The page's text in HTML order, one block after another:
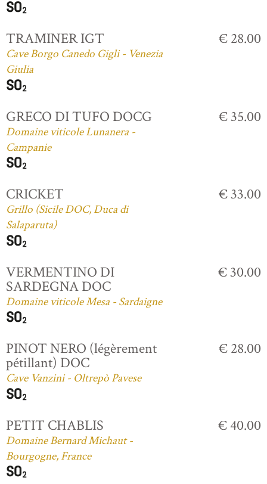
TRAMINER IGT
Cave Borgo Canedo Gigli - Venezia
Giulia
€ 28.00
GRECO DI TUFO DOCG
Domaine viticole Lunanera -
Campanie
€ 35.00
CRICKET
Grillo (Sicile DOC, Duca di
Salaparuta)
€ 33.00
VERMENTINO DI
SARDEGNA DOC
Domaine viticole Mesa - Sardaigne
€ 30.00
PINOT NERO (légèrement
pétillant) DOC
Cave Vanzini - Oltrepò Pavese
€ 28.00
PETIT CHABLIS
Domaine Bernard Michaut -
Bourgogne, France
€ 40.00